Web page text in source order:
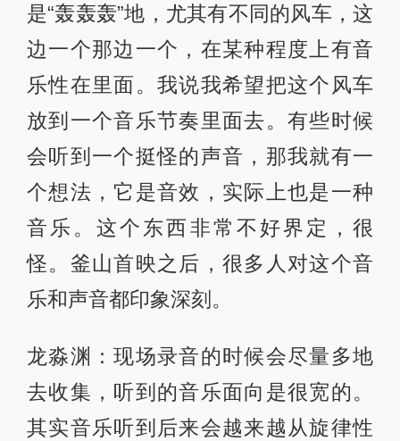
剧场、现代舞的合作比较多，非常
忙。每年大概有一半时间在欧洲工
作。艺术家曹斐所有的影片，声音部
分都是他做的。
找配乐的时候，正好他那天找我帮他
拍一个演出，我说正好我也有事找
你。他又正好有两周左右的空档，就
把这个事情给做了。一开始确实也有
解不一样，第八个版本的时候，大家
的理解达到一致，都觉得挺牛的。之
前内部看片，后窗高达和几个深圳常